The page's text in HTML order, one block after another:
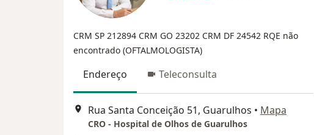
CRM SP 212894 CRM GO 23202 CRM DF 24542 RQE não
encontrado (OFTALMOLOGISTA)
Endereço Teleconsulta
Rua Santa Conceição 51, Guarulhos • Mapa
CRO - Hospital de Olhos de Guarulhos